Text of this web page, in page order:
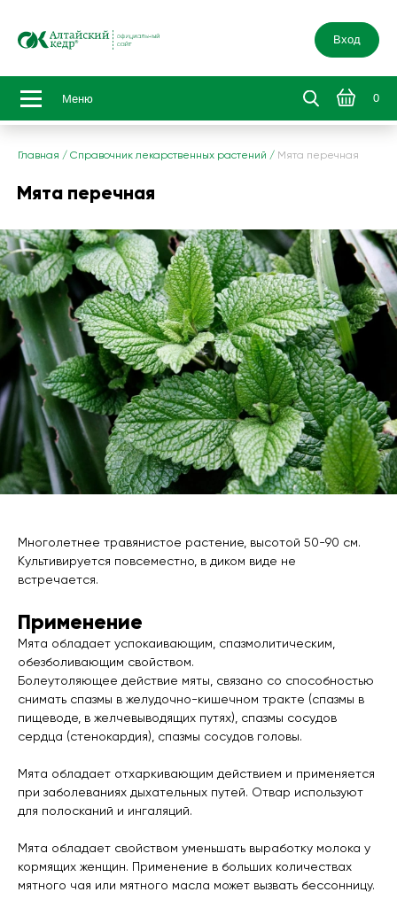
Вход
Меню 0
Главная / Справочник лекарственных растений / Мята перечная
Мята перечная
Многолетнее травянистое растение, высотой 50-90 см.
Культивируется повсеместно, в диком виде не
встречается.
Применение
Мята обладает успокаивающим, спазмолитическим,
обезболивающим свойством.
Болеутоляющее действие мяты, связано со способностью
снимать спазмы в желудочно-кишечном тракте (спазмы в
пищеводе, в желчевыводящих путях), спазмы сосудов
сердца (стенокардия), спазмы сосудов головы.
Мята обладает отхаркивающим действием и применяется
при заболеваниях дыхательных путей. Отвар используют
для полосканий и ингаляций.
Мята обладает свойством уменьшать выработку молока у
кормящих женщин. Применение в больших количествах
мятного чая или мятного масла может вызвать бессонницу.